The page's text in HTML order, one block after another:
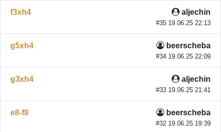
aljechin
#35 19.06.25 22:13
f3xh4
beerscheba
#34 19.06.25 22:09
g5xh4
aljechin
#33 19.06.25 21:41
g3xh4
beerscheba
#32 19.06.25 19:39
e8-f8